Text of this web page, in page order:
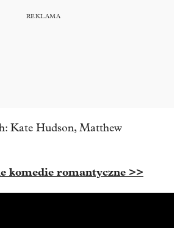
Kate Hudson, Matthew
komedie romantyczne >>